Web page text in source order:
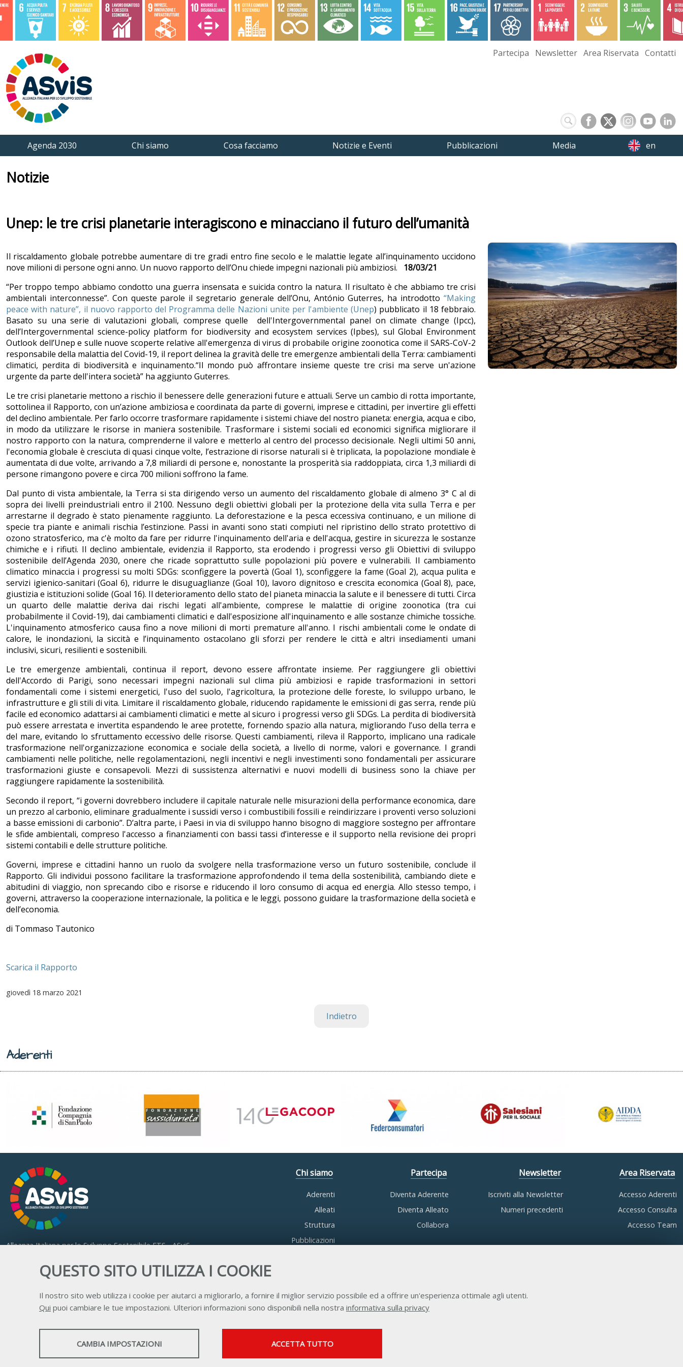
QUESTO SITO UTILIZZA I COOKIE
Il nostro sito web utilizza i cookie per aiutarci a migliorarlo, a fornire il miglior servizio possibile ed a offrire un'esperienza ottimale agli utenti.
Qui puoi cambiare le tue impostazioni. Ulteriori informazioni sono disponibili nella nostra informativa sulla privacy
STATISTICHE SERVIZI FACOLTATVI
CAMBIA IMPOSTAZIONI ACCETTA TUTTO
Partecipa Newsletter Area Riservata Contatti
Agenda 2030 Chi siamo Cosa facciamo Notizie e Eventi Pubblicazioni Media en
Notizie
Unep: le tre crisi planetarie interagiscono e minacciano il futuro dell’umanità
Il riscaldamento globale potrebbe aumentare di tre gradi entro fine secolo e le malattie legate all’inquinamento uccidono
nove milioni di persone ogni anno. Un nuovo rapporto dell’Onu chiede impegni nazionali più ambiziosi. 18/03/21
“Per troppo tempo abbiamo condotto una guerra insensata e suicida contro la natura. Il risultato è che abbiamo tre crisi
ambientali interconnesse”. Con queste parole il segretario generale dell’Onu, António Guterres, ha introdotto “Making
peace with nature”, il nuovo rapporto del Programma delle Nazioni unite per l'ambiente (Unep) pubblicato il 18 febbraio.
Basato su una serie di valutazioni globali, comprese quelle dell'Intergovernmental panel on climate change (Ipcc),
dell’Intergovernmental science-policy platform for biodiversity and ecosystem services (Ipbes), sul Global Environment
Outlook dell’Unep e sulle nuove scoperte relative all'emergenza di virus di probabile origine zoonotica come il SARS-CoV-2
responsabile della malattia del Covid-19, il report delinea la gravità delle tre emergenze ambientali della Terra: cambiamenti
climatici, perdita di biodiversità e inquinamento.“Il mondo può affrontare insieme queste tre crisi ma serve un'azione
urgente da parte dell'intera società” ha aggiunto Guterres.
Le tre crisi planetarie mettono a rischio il benessere delle generazioni future e attuali. Serve un cambio di rotta importante,
sottolinea il Rapporto, con un’azione ambiziosa e coordinata da parte di governi, imprese e cittadini, per invertire gli effetti
del declino ambientale. Per farlo occorre trasformare rapidamente i sistemi chiave del nostro pianeta: energia, acqua e cibo,
in modo da utilizzare le risorse in maniera sostenibile. Trasformare i sistemi sociali ed economici significa migliorare il
nostro rapporto con la natura, comprenderne il valore e metterlo al centro del processo decisionale. Negli ultimi 50 anni,
l'economia globale è cresciuta di quasi cinque volte, l’estrazione di risorse naturali si è triplicata, la popolazione mondiale è
aumentata di due volte, arrivando a 7,8 miliardi di persone e, nonostante la prosperità sia raddoppiata, circa 1,3 miliardi di
persone rimangono povere e circa 700 milioni soffrono la fame.
Dal punto di vista ambientale, la Terra si sta dirigendo verso un aumento del riscaldamento globale di almeno 3° C al di
sopra dei livelli preindustriali entro il 2100. Nessuno degli obiettivi globali per la protezione della vita sulla Terra e per
arrestarne il degrado è stato pienamente raggiunto. La deforestazione e la pesca eccessiva continuano, e un milione di
specie tra piante e animali rischia l’estinzione. Passi in avanti sono stati compiuti nel ripristino dello strato protettivo di
ozono stratosferico, ma c'è molto da fare per ridurre l'inquinamento dell'aria e dell'acqua, gestire in sicurezza le sostanze
chimiche e i rifiuti. Il declino ambientale, evidenzia il Rapporto, sta erodendo i progressi verso gli Obiettivi di sviluppo
sostenibile dell’Agenda 2030, onere che ricade soprattutto sulle popolazioni più povere e vulnerabili. Il cambiamento
climatico minaccia i progressi su molti SDGs: sconfiggere la povertà (Goal 1), sconfiggere la fame (Goal 2), acqua pulita e
servizi igienico-sanitari (Goal 6), ridurre le disuguaglianze (Goal 10), lavoro dignitoso e crescita economica (Goal 8), pace,
giustizia e istituzioni solide (Goal 16). Il deterioramento dello stato del pianeta minaccia la salute e il benessere di tutti. Circa
un quarto delle malattie deriva dai rischi legati all'ambiente, comprese le malattie di origine zoonotica (tra cui
probabilmente il Covid-19), dai cambiamenti climatici e dall'esposizione all'inquinamento e alle sostanze chimiche tossiche.
L'inquinamento atmosferico causa fino a nove milioni di morti premature all'anno. I rischi ambientali come le ondate di
calore, le inondazioni, la siccità e l’inquinamento ostacolano gli sforzi per rendere le città e altri insediamenti umani
inclusivi, sicuri, resilienti e sostenibili.
Le tre emergenze ambientali, continua il report, devono essere affrontate insieme. Per raggiungere gli obiettivi
dell'Accordo di Parigi, sono necessari impegni nazionali sul clima più ambiziosi e rapide trasformazioni in settori
fondamentali come i sistemi energetici, l'uso del suolo, l'agricoltura, la protezione delle foreste, lo sviluppo urbano, le
infrastrutture e gli stili di vita. Limitare il riscaldamento globale, riducendo rapidamente le emissioni di gas serra, rende più
facile ed economico adattarsi ai cambiamenti climatici e mette al sicuro i progressi verso gli SDGs. La perdita di biodiversità
può essere arrestata e invertita espandendo le aree protette, fornendo spazio alla natura, migliorando l’uso della terra e
del mare, evitando lo sfruttamento eccessivo delle risorse. Questi cambiamenti, rileva il Rapporto, implicano una radicale
trasformazione nell'organizzazione economica e sociale della società, a livello di norme, valori e governance. I grandi
cambiamenti nelle politiche, nelle regolamentazioni, negli incentivi e negli investimenti sono fondamentali per assicurare
trasformazioni giuste e consapevoli. Mezzi di sussistenza alternativi e nuovi modelli di business sono la chiave per
raggiungere rapidamente la sostenibilità.
Secondo il report, “i governi dovrebbero includere il capitale naturale nelle misurazioni della performance economica, dare
un prezzo al carbonio, eliminare gradualmente i sussidi verso i combustibili fossili e reindirizzare i proventi verso soluzioni
a basse emissioni di carbonio”. D’altra parte, i Paesi in via di sviluppo hanno bisogno di maggiore sostegno per affrontare
le sfide ambientali, compreso l'accesso a finanziamenti con bassi tassi d’interesse e il supporto nella revisione dei propri
sistemi contabili e delle strutture politiche.
Governi, imprese e cittadini hanno un ruolo da svolgere nella trasformazione verso un futuro sostenibile, conclude il
Rapporto. Gli individui possono facilitare la trasformazione approfondendo il tema della sostenibilità, cambiando diete e
abitudini di viaggio, non sprecando cibo e risorse e riducendo il loro consumo di acqua ed energia. Allo stesso tempo, i
governi, attraverso la cooperazione internazionale, la politica e le leggi, possono guidare la trasformazione della società e
dell’economia.
di Tommaso Tautonico
Scarica il Rapporto
giovedì 18 marzo 2021
Indietro
Aderenti
Alleanza Italiana per lo Sviluppo Sostenibile ETS - ASviS
C.F. 97893090585 P.IVA 14610671001
Chi siamo
Aderenti
Alleati
Struttura
Pubblicazioni
Partecipa
Diventa Aderente
Diventa Alleato
Collabora
Newsletter
Iscriviti alla Newsletter
Numeri precedenti
Area Riservata
Accesso Aderenti
Accesso Consulta
Accesso Team
Contatti Privacy Trasparenza